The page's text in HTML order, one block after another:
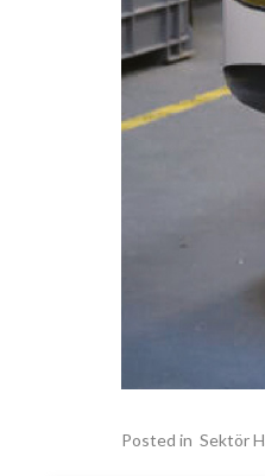
Posted in Sektör